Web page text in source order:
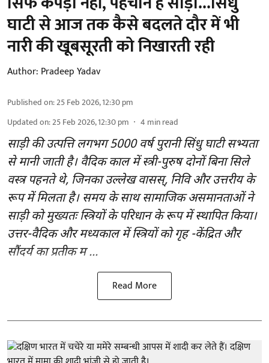
घाटी से आज तक कैसे बदलते दौर में भी
नारी की खूबसूरती को निखारती रही
Author: Pradeep Yadav
Published on:25 Feb 2026, 12:30 pm
Updated on:25 Feb 2026, 12:30 pm 4 min read
साड़ी की उत्पत्ति लगभग 5000 वर्ष पुरानी सिंधु घाटी सभ्यता
से मानी जाती है। वैदिक काल में स्त्री-पुरुष दोनों बिना सिले
वस्त्र पहनते थे, जिनका उल्लेख वासस्, निवि और उत्तरीय के
रूप में मिलता है। समय के साथ सामाजिक असमानताओं ने
साड़ी को मुख्यतः स्त्रियों के परिधान के रूप में स्थापित किया।
उत्तर-वैदिक और मध्यकाल में स्त्रियों को गृह -केंद्रित और
सौंदर्य का प्रतीक म ...
Read More